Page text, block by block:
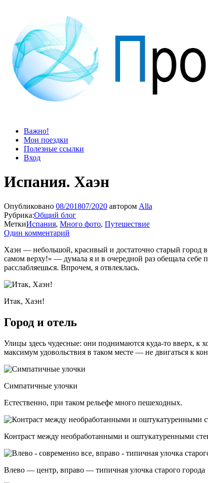
Просто блог
Мир удивительней, чем кажется
Важно!
Мои поездки
Полезные ссылки
Вход
Испания. Хаэн
Опубликовано 08/201807/2020 автором Alla
Рубрика:Общий блог
МеткиИспания, Много фото, Путешествие
Один комментарий
Хаэн — небольшой, красивый и достаточно старый город
самом верху!» — думала я и в очередной раз обещала
расслабляешься. Впрочем, я отвлеклась.
Итак, Хаэн!
Город и отель
Улицы здесь чудесные: они поднимаются куда-то вверх,
максимум удовольствия в таком месте — не двигаться к
Симпатичные улочки
Естественно, при таком рельефе много пешеходных.
Контраст между необработанными и оштукатуренными
Влево — центр, вправо — типичная улочка старого города